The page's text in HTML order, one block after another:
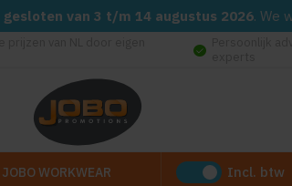
gesloten van 3 t/m 14 augustus 2026. We
check_circle
JOBO WORKWEAR Incl. btw